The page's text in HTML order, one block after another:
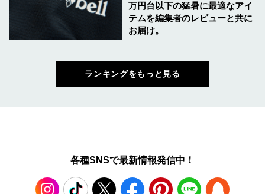
万円台以下の猛暑に最適なアイ
テムを編集者のレビューと共に
お届け。
ランキングをもっと見る
各種SNSで最新情報発信中！